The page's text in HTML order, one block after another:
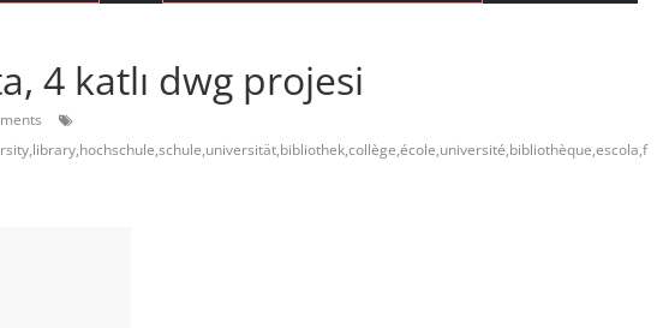
4 katlı dwg projesi